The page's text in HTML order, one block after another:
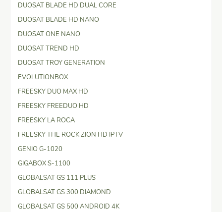
DUOSAT BLADE HD DUAL CORE
DUOSAT BLADE HD NANO
DUOSAT ONE NANO
DUOSAT TREND HD
DUOSAT TROY GENERATION
EVOLUTIONBOX
FREESKY DUO MAX HD
FREESKY FREEDUO HD
FREESKY LA ROCA
FREESKY THE ROCK ZION HD IPTV
GENIO G-1020
GIGABOX S-1100
GLOBALSAT GS 111 PLUS
GLOBALSAT GS 300 DIAMOND
GLOBALSAT GS 500 ANDROID 4K